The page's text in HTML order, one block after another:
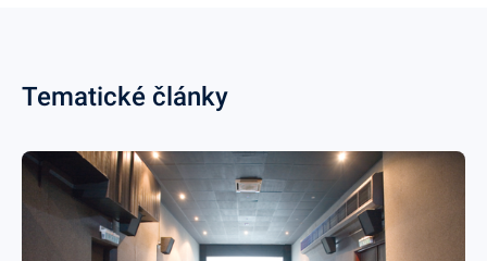
Tematické články